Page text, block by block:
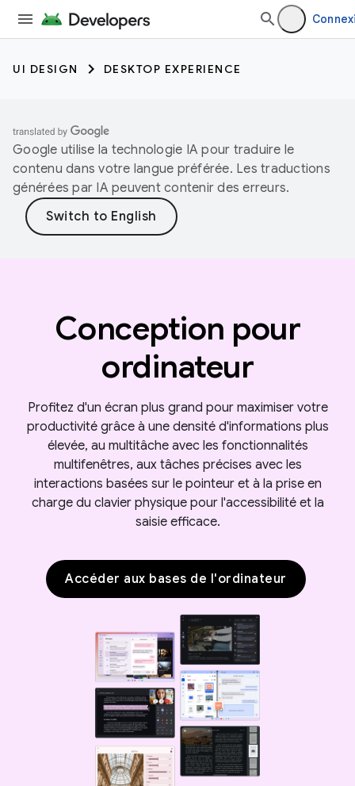
UI DESIGN DESKTOP EXPERIENCE
Google utilise la technologie IA pour traduire le
contenu dans votre langue préférée. Les traductions
générées par IA peuvent contenir des erreurs.
Conception pour
ordinateur
Profitez d'un écran plus grand pour maximiser votre
productivité grâce à une densité d'informations plus
élevée, au multitâche avec les fonctionnalités
multifenêtres, aux tâches précises avec les
interactions basées sur le pointeur et à la prise en
charge du clavier physique pour l'accessibilité et la
saisie efficace.
Accéder aux bases de l'ordinateur